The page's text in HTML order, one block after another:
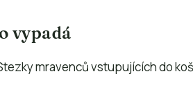
vypadá
mravenců vstupujících do